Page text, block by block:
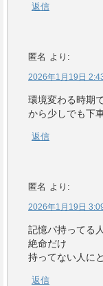
返信
匿名 より:
2026年1月19日
環境変わる時期
から少しでも下
返信
匿名 より:
2026年1月19日
記憶パ持ってる
絶命だけ
持ってない人に
返信